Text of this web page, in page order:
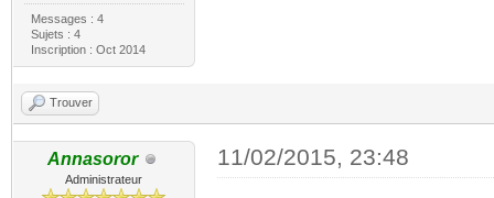
Messages : 4
Sujets : 4
Inscription : Oct 2014
Trouver
Annasoror
Administrateur
11/02/2015, 23:48